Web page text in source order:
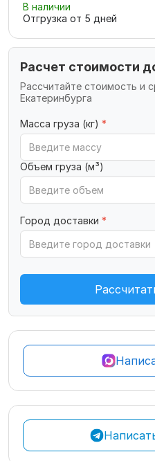
В наличии
Отгрузка от 5 дней
Расчет стоимости
Рассчитайте стоимость и
Екатеринбурга
Масса груза (кг) *
Объем груза (м³)
Город доставки *